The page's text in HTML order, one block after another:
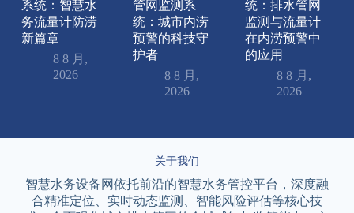
系统：智慧水
务流量计防涝
新篇章
8 8 月,
2026
管网监测系
统：城市内涝
预警的科技守
护者
8 8 月,
2026
统：排水管网
监测与流量计
在内涝预警中
的应用
8 8 月,
2026
关于我们
智慧水务设备网依托前沿的智慧水务管控平台，深度融
合精准定位、实时动态监测、智能风险评估等核心技